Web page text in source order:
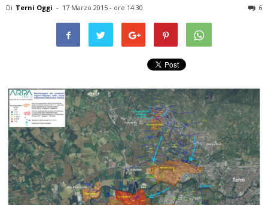
Di Terni Oggi - 17 Marzo 2015 - ore 14:30 6